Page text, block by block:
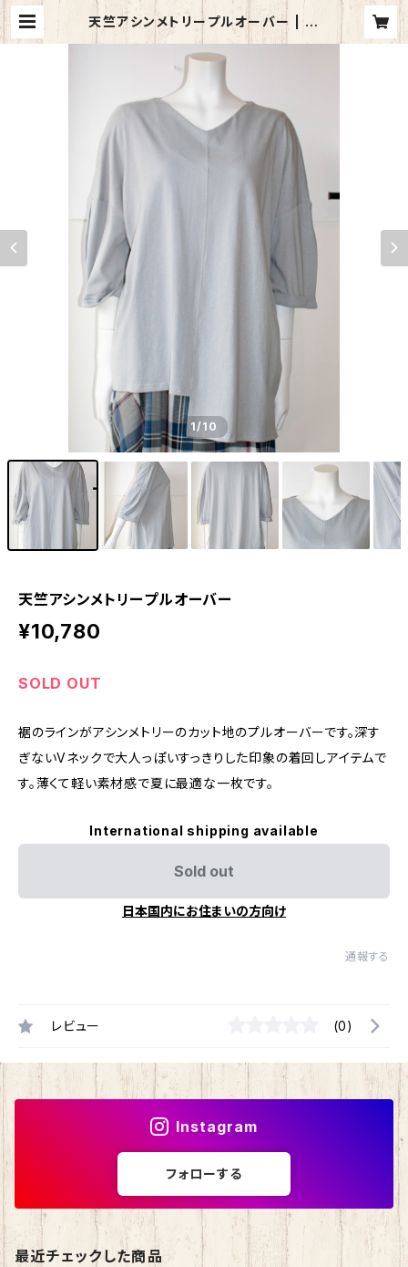
天竺アシンメトリープルオーバー | di
solito
1/10
天竺アシンメトリープルオーバー
¥10,780
SOLD OUT
裾のラインがアシンメトリーのカット地のプルオーバーです。深す
ぎないVネックで大人っぽいすっきりした印象の着回しアイテムで
す。薄くて軽い素材感で夏に最適な一枚です。
International shipping available
Sold out
日本国内にお住まいの方向け
通報する
レビュー (0)
Instagram
フォローする
最近チェックした商品